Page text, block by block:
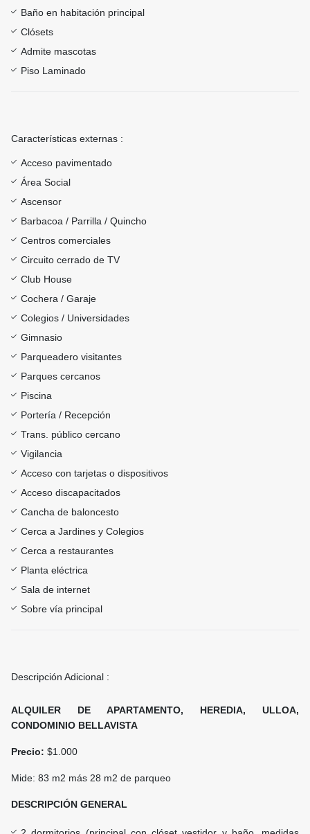
Baño en habitación principal
Clósets
Admite mascotas
Piso Laminado
Características externas :
Acceso pavimentado
Área Social
Ascensor
Barbacoa / Parrilla / Quincho
Centros comerciales
Circuito cerrado de TV
Club House
Cochera / Garaje
Colegios / Universidades
Gimnasio
Parqueadero visitantes
Parques cercanos
Piscina
Portería / Recepción
Trans. público cercano
Vigilancia
Acceso con tarjetas o dispositivos
Acceso discapacitados
Cancha de baloncesto
Cerca a Jardines y Colegios
Cerca a restaurantes
Planta eléctrica
Sala de internet
Sobre vía principal
Descripción Adicional :
ALQUILER DE APARTAMENTO, HEREDIA, ULLOA,
CONDOMINIO BELLAVISTA
Precio: $1.000
Mide: 83 m2 más 28 m2 de parqueo
DESCRIPCIÓN GENERAL